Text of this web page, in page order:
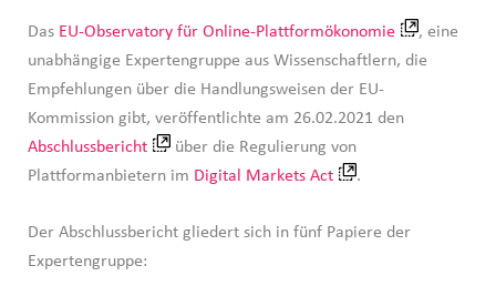
Das EU-Observatory für Online-Plattformökonomie
, eine
unabhängige Expertengruppe aus Wissenschaftlern, die
Empfehlungen über die Handlungsweisen der EU-
Kommission gibt, veröffentlichte am 26.02.2021 den
Abschlussbericht
über die Regulierung von
Plattformanbietern im Digital Markets Act .
Der Abschlussbericht gliedert sich in fünf Papiere der
Expertengruppe: